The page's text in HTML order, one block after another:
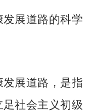
展道路的科学
展道路，是指
社会主义初级